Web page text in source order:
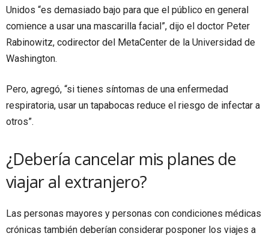
Unidos “es demasiado bajo para que el público en general
comience a usar una mascarilla facial”, dijo el doctor Peter
Rabinowitz, codirector del MetaCenter de la Universidad de
Washington.
Pero, agregó, “si tienes síntomas de una enfermedad
respiratoria, usar un tapabocas reduce el riesgo de infectar a
otros”.
¿Debería cancelar mis planes de
viajar al extranjero?
Las personas mayores y personas con condiciones médicas
crónicas también deberían considerar posponer los viajes a